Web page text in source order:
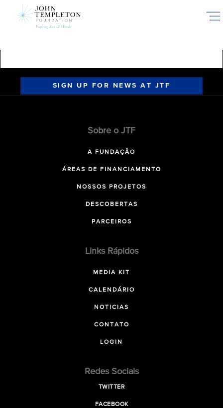
SIGN UP FOR NEWS AT JTF
Sobre o JTF
A FUNDAÇÃO
ÁREAS DE FINANCIAMENTO
NOSSOS PROJETOS
DESCOBERTAS
PARCEIROS
Links Rápidos
MEDIA KIT
CALENDÁRIO
NOTICIAS
CONTATO
LOGIN
Redes Sociais
TWITTER
FACEBOOK